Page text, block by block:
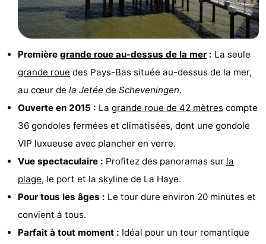
Zierikzee
Nature
Oosterschelde
Burgh
Haamstede
Nature
Kop
van
Schouwen
Météo
Contact
Première grande roue au-dessus de la mer : La seule
grande roue des Pays-Bas située au-dessus de la mer,
au cœur de la Jetée de Scheveningen.
Ouverte en 2015 : La grande roue de 42 mètres compte
36 gondoles fermées et climatisées, dont une gondole
VIP luxueuse avec plancher en verre.
Vue spectaculaire : Profitez des panoramas sur la
plage, le port et la skyline de La Haye.
Pour tous les âges : Le tour dure environ 20 minutes et
convient à tous.
Parfait à tout moment : Idéal pour un tour romantique